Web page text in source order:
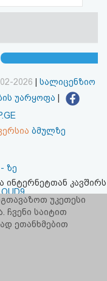
2026
სალიცენზიო
უარყოფა
ბმულზე
ზე
ინტერნეტთან კავშირს
უკეთესი
ჩვენი საიტით
ეთანხმებით